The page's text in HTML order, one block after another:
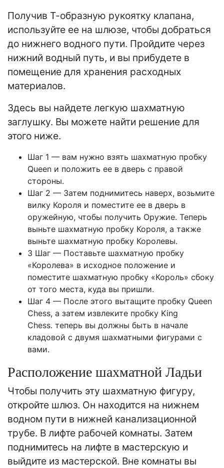
Получив Т-образную рукоятку клапана,
используйте ее на шлюзе, чтобы добраться
до нижнего водного пути. Пройдите через
нижний водный путь, и вы прибудете в
помещение для хранения расходных
материалов.
Здесь вы найдете легкую шахматную
заглушку. Вы можете найти решение для
этого ниже.
Шаг 1 — вам нужно взять шахматную пробку
Queen и положить ее в дверь с правой
стороны.
Шаг 2 — Затем поднимитесь наверх, возьмите
вилку Короля и поместите ее в дверь в
оружейную, чтобы получить Оружие. Теперь
выньте шахматную пробку Короля, а также
выньте шахматную пробку Королевы.
3 Шаг — Поставьте шахматную пробку
«Королева» в исходное положение и
поместите шахматную пробку «Король» сбоку
от того места, куда вы пришли.
Шаг 4 — После этого вытащите пробку Queen
Chess, а затем извлеките пробку King
Chess. теперь вы должны быть в начале
кладовой с двумя шахматными фигурами с
вами.
Расположение шахматной Ладьи
Чтобы получить эту шахматную фигуру,
откройте шлюз. Он находится на нижнем
водном пути в нижней канализационной
трубе. В лифте рабочей комнаты. Затем
поднимитесь на лифте в мастерскую и
выйдите из мастерской. Вне комнаты вы